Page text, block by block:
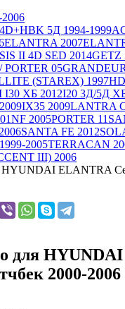
5Д 1994-1999
ELANTRA 2007
II 4D SED 2014GETZ
PORTER 05
(STAREX) 1997
ХБ 2012I20 3Д/5Д
IX35 2009LANTRA
NF 2005PORTER 11
SANTA FE 2012
2005TERRACAN
III) 2006
HYUNDAI ELANTRA
для
2000-